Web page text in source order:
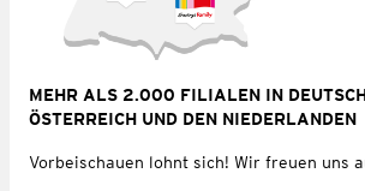
MEHR ALS 2.000 FILIALEN IN
ÖSTERREICH UND DEN NIEDERLANDEN
Vorbeischauen lohnt sich! Wir freuen uns